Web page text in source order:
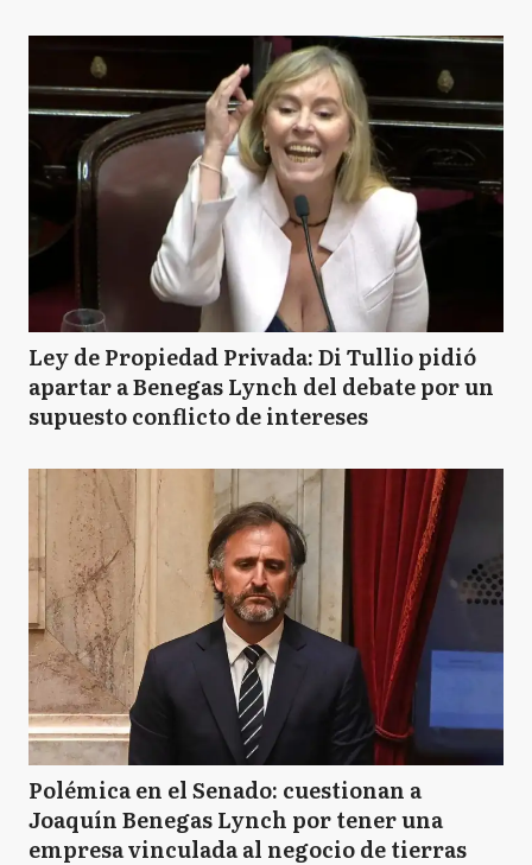
Ley de Propiedad Privada: Di Tullio pidió
apartar a Benegas Lynch del debate por un
supuesto conflicto de intereses
Polémica en el Senado: cuestionan a
Joaquín Benegas Lynch por tener una
empresa vinculada al negocio de tierras